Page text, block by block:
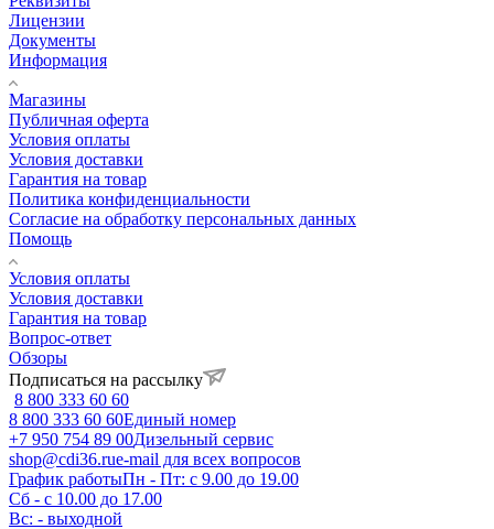
Лицензии
Документы
Информация
Магазины
Публичная оферта
Условия оплаты
Условия доставки
Гарантия на товар
Политика конфиденциальности
Согласие на обработку персональных данных
Помощь
Условия оплаты
Условия доставки
Гарантия на товар
Вопрос-ответ
Обзоры
Подписаться на рассылку
8 800 333 60 60
8 800 333 60 60Единый номер
+7 950 754 89 00Дизельный сервис
shop@cdi36.rue-mail для всех вопросов
График работыПн - Пт: с 9.00 до 19.00
Сб - с 10.00 до 17.00
Вс: - выходной